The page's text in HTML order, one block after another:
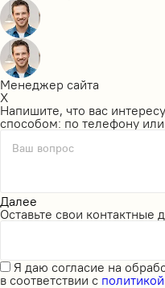
Менеджер сайта
X
Напишите, что вас
способом: по телефону
Ваш вопрос
Далее
Оставьте свои контактные
Я даю согласие на
в соответствии с